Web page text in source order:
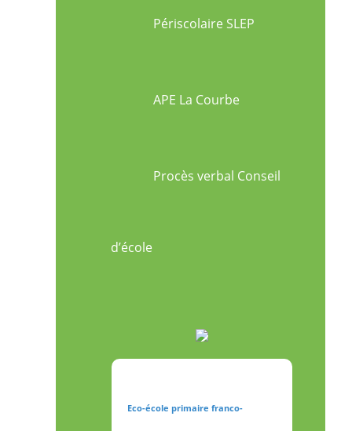
Périscolaire SLEP
APE La Courbe
Procès verbal Conseil
d’école
Eco-école primaire franco-